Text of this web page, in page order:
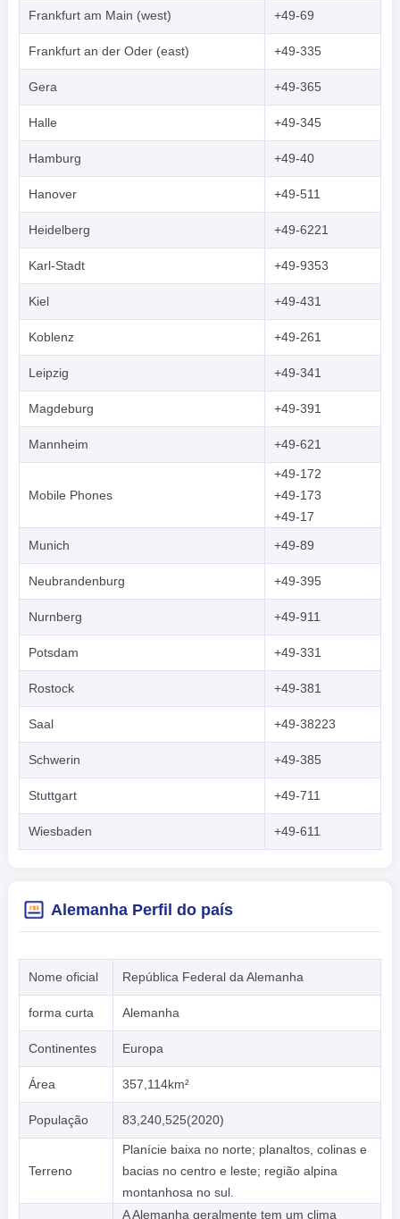
Frankfurt am Main (west) +49-69
Frankfurt an der Oder (east) +49-335
Gera +49-365
Halle +49-345
Hamburg +49-40
Hanover +49-511
Heidelberg +49-6221
Karl-Stadt +49-9353
Kiel +49-431
Koblenz +49-261
Leipzig +49-341
Magdeburg +49-391
Mannheim +49-621
Mobile Phones
+49-172
+49-173
+49-17
Munich
+49-89
Neubrandenburg +49-395
Nurnberg +49-911
Potsdam +49-331
Rostock +49-381
Saal +49-38223
Schwerin +49-385
Stuttgart +49-711
Wiesbaden +49-611
Alemanha Perfil do país
Nome oficial República Federal da Alemanha
forma curta Alemanha
Continentes Europa
Área 357,114km²
População 83,240,525(2020)
Terreno
Planície baixa no norte; planaltos, colinas e
bacias no centro e leste; região alpina
montanhosa no sul.
A Alemanha geralmente tem um clima